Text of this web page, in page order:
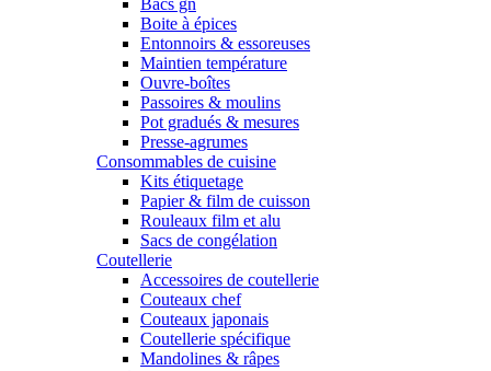
Bacs gn
Boite à épices
Entonnoirs & essoreuses
Maintien température
Ouvre-boîtes
Passoires & moulins
Pot gradués & mesures
Presse-agrumes
Consommables de cuisine
Kits étiquetage
Papier & film de cuisson
Rouleaux film et alu
Sacs de congélation
Coutellerie
Accessoires de coutellerie
Couteaux chef
Couteaux japonais
Coutellerie spécifique
Mandolines & râpes